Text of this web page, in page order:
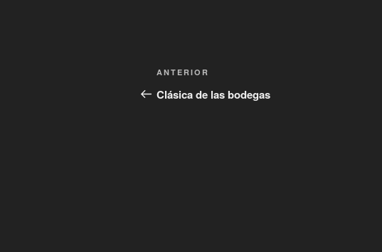
Navegación
de
Entrada
anterior:
ANTERIOR
Clásica de las bodegas